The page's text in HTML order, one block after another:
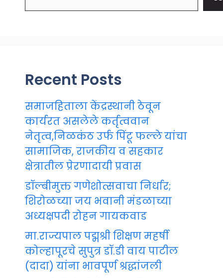
Recent Posts
समाजहिताला केंद्रस्थानी ठेवून
कार्यरत असलेले कर्तृत्ववान
नेतृत्व,निळकंठ उर्फ पिंटू फल्ले यांचा
सामाजिक, राजकीय व सहकार
क्षेत्रातील प्रेरणादायी प्रवास
डॉल्बीमुक्त गणेशोत्सवाचा निर्धार;
शिरोळच्या जय भवानी मंडळाच्या
अध्यक्षपदी रोहन गायकवाड
मा.राज्यपाल पद्मश्री शिक्षण महर्षी
कोल्हापूरचे सुपुत्र डॉ.डी वाय पाटील
(दादा) यांना भावपूर्ण श्रद्धांजली